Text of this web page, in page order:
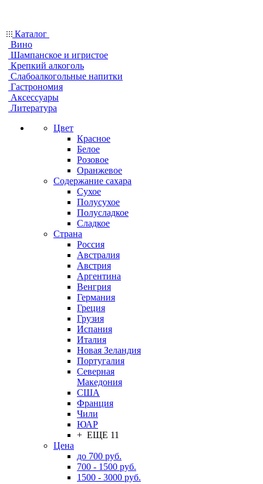
Каталог
Вино
Шампанское и игристое
Крепкий алкоголь
Слабоалкогольные напитки
Гастрономия
Аксессуары
Литература
Цвет
Красное
Белое
Розовое
Оранжевое
Содержание сахара
Сухое
Полусухое
Полусладкое
Сладкое
Страна
Россия
Австралия
Австрия
Аргентина
Венгрия
Германия
Греция
Грузия
Испания
Италия
Новая Зеландия
Португалия
Северная
Македония
США
Франция
Чили
ЮАР
+ ЕЩЕ 11
Цена
до 700 руб.
700 - 1500 руб.
1500 - 3000 руб.